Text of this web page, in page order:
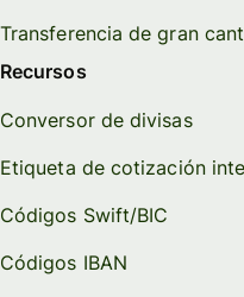
Transferencia de gran
Recursos
Conversor de divisas
Etiqueta de cotización
Códigos Swift/BIC
Códigos IBAN